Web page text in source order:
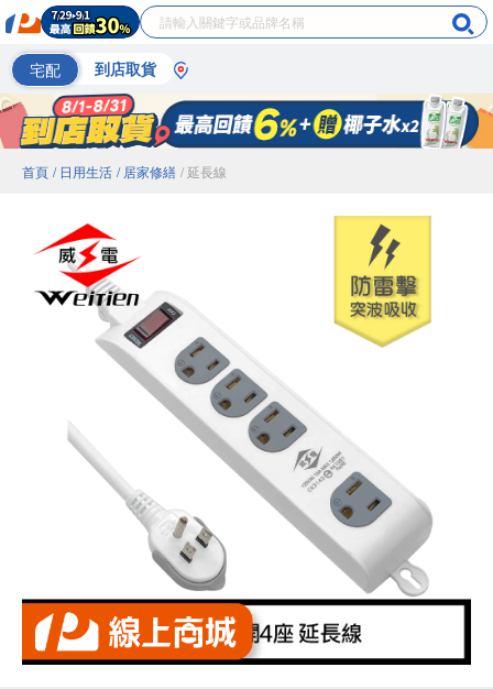
宅配 到店取貨
首頁 / 日用生活 / 居家修繕 / 延長線